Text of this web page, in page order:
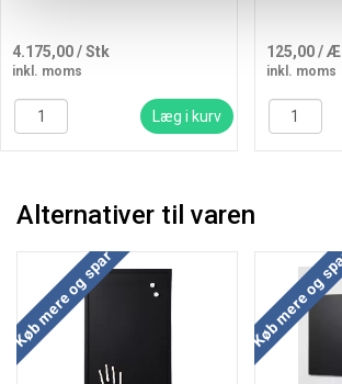
4.175,00/ Stk
inkl. moms
Læg i kurv
125,00/
inkl. moms
Alternativer til varen
Køb mere og spar Køb mere